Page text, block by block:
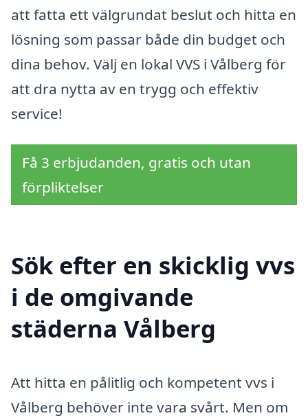
att fatta ett välgrundat beslut och hitta en
lösning som passar både din budget och
dina behov. Välj en lokal VVS i Vålberg för
att dra nytta av en trygg och effektiv
service!
Få 3 erbjudanden, gratis och utan
förpliktelser
Sök efter en skicklig vvs
i de omgivande
städerna Vålberg
Att hitta en pålitlig och kompetent vvs i
Vålberg behöver inte vara svårt. Men om